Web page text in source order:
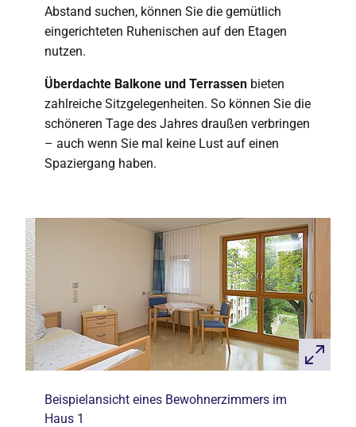
Abstand suchen, können Sie die gemütlich
eingerichteten Ruhenischen auf den Etagen
nutzen.
Überdachte Balkone und Terrassen bieten
zahlreiche Sitzgelegenheiten. So können Sie die
schöneren Tage des Jahres draußen verbringen
– auch wenn Sie mal keine Lust auf einen
Spaziergang haben.
Beispielansicht eines Bewohnerzimmers im
Haus 1